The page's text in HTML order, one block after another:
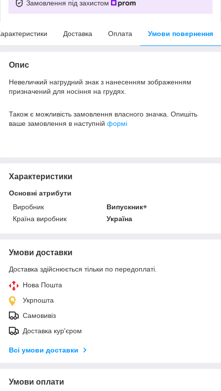
Замовлення під захистом
Доставка Оплата Умови повернення
Опис
Невеличкий нагрудний знак з нанесенням зображенням
призначений для носіння на грудях.
Також є можливість замовлення власного значка. Опишіть
ваше замовлення в наступній формі
Характеристики
Основні атрибути
Виробник
Випускник+
Країна виробник
Україна
Умови доставки
Доставка здійснюється тільки по передоплаті.
Нова Пошта
Укрпошта
Самовивіз
Доставка кур'єром
Всі умови доставки
Умови оплати